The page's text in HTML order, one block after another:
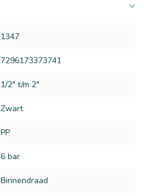
1347
7296173373741
1/2" t/m 2"
Zwart
PP
6 bar
Binnendraad